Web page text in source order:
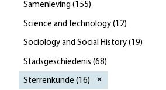
Samenleving (155)
Science and Technology ( 12)
Sociology and Social History (19)
Stadsgeschiedenis (68)
Sterrenkunde (16)